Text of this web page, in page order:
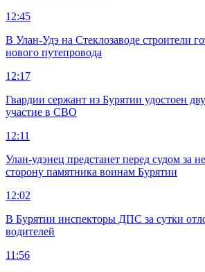
12:45
В Улан-Удэ на Стеклозаводе строители
нового путепровода
12:17
Гвардии сержант из Бурятии удостоен
участие в СВО
12:11
Улан-удэнец предстанет перед судом за
сторону памятника воинам Бурятии
12:02
В Бурятии инспекторы ДПС за сутки
водителей
11:56